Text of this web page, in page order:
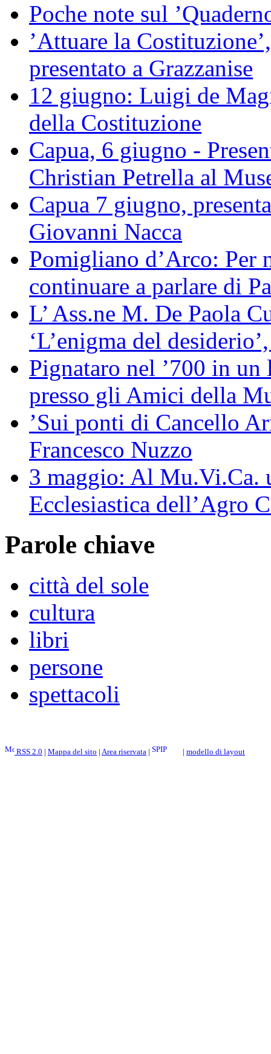
Poche note sul
’Attuare la
presentato a Grazzanise
12 giugno: Luigi de
della Costituzione
Capua, 6 giugno -
Christian Petrella al
Capua 7 giugno,
Giovanni Nacca
Pomigliano d’Arco: Per
continuare a parlare di
L’ Ass.ne M. De Paola
‘L’enigma del
Pignataro nel ’700 in
presso gli Amici della
’Sui ponti di Cancello
Francesco Nuzzo
3 maggio: Al Mu.Vi.Ca.
Ecclesiastica dell’Agro
Parole chiave
città del sole
cultura
libri
persone
spettacoli
RSS 2.0 | Mappa del sito | Area riservata | | modello di layout